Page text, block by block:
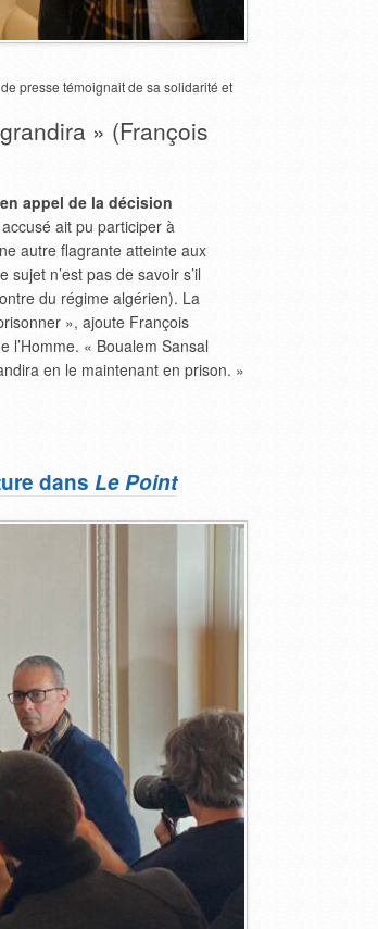
presse témoignait de sa solidarité et
» (François
appel de la décision
ait pu participer à
autre flagrante atteinte aux
sujet n’est pas de savoir s’il
du régime algérien). La
», ajoute François
l’Homme. « Boualem Sansal
en le maintenant en prison. »
dans Le Point